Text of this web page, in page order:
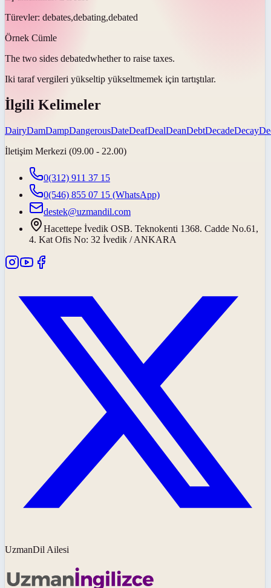
Türevler: debates,debating,debated
Örnek Cümle
The two sides debatedwhether to raise taxes.
Iki taraf vergileri yükseltip yükseltmemek için tartıştılar.
İlgili Kelimeler
DairyDamDampDangerousDateDeafDealDeanDebtDecadeDecay
İletişim Merkezi (09.00 - 22.00)
0(312) 911 37 15
0(546) 855 07 15 (WhatsApp)
destek@uzmandil.com
Hacettepe İvedik OSB. Teknokenti 1368. Cadde No.61,
4. Kat Ofis No: 32 İvedik / ANKARA
UzmanDil Ailesi